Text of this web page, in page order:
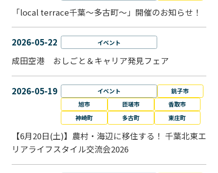
「local terrace千葉～多古町～」開催のお知らせ！
2026-05-22 イベント
成田空港 おしごと＆キャリア発見フェア
2026-05-19 イベント
銚子市
旭市
匝瑳市
香取市
神崎町
多古町 東庄町
【6月20日(土)】農村・海辺に移住する！ 千葉北東エ
リアライフスタイル交流会2026